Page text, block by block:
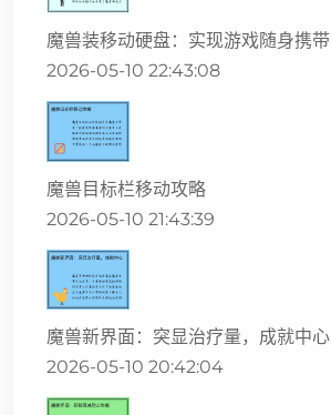
魔兽装移动硬盘：实现游戏随身携带
2026-05-10 22:43:08
魔兽目标栏移动攻略
2026-05-10 21:43:39
魔兽新界面：突显治疗量，成就中心
2026-05-10 20:42:04